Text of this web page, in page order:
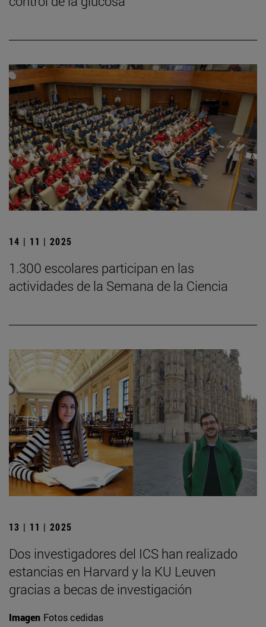
14 | 11 | 2025
1.300 escolares participan en las
actividades de la Semana de la Ciencia
13 | 11 | 2025
Dos investigadores del ICS han realizado
estancias en Harvard y la KU Leuven
gracias a becas de investigación
Imagen Fotos cedidas